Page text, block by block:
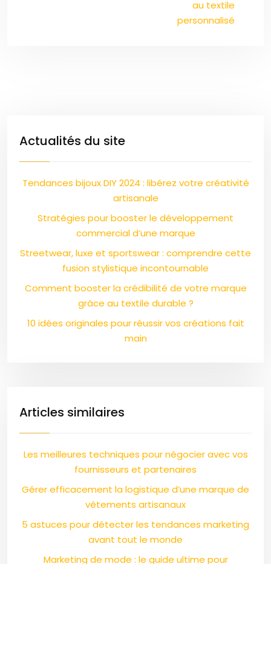
au textile
personnalisé
Actualités du site
Tendances bijoux DIY 2024 : libérez votre créativité
artisanale
Stratégies pour booster le développement
commercial d’une marque
Streetwear, luxe et sportswear : comprendre cette
fusion stylistique incontournable
Comment booster la crédibilité de votre marque
grâce au textile durable ?
10 idées originales pour réussir vos créations fait
main
Articles similaires
Les meilleures techniques pour négocier avec vos
fournisseurs et partenaires
Gérer efficacement la logistique d’une marque de
vêtements artisanaux
5 astuces pour détecter les tendances marketing
avant tout le monde
Marketing de mode : le guide ultime pour